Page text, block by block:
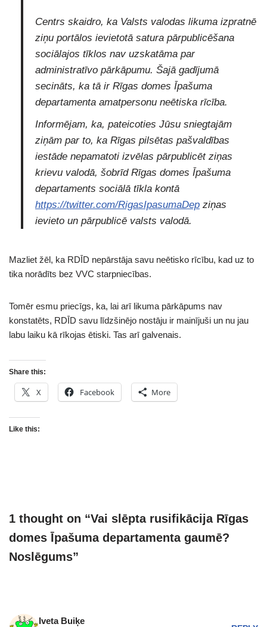
Centrs skaidro, ka Valsts valodas likuma izpratnē
ziņu portālos ievietotā satura pārpublicēšana
sociālajos tīklos nav uzskatāma par
administratīvo pārkāpumu. Šajā gadījumā
secināts, ka tā ir Rīgas domes Īpašuma
departamenta amatpersonu neētiska rīcība.
Informējam, ka, pateicoties Jūsu sniegtajām
ziņām par to, ka Rīgas pilsētas pašvaldības
iestāde nepamatoti izvēlas pārpublicēt ziņas
krievu valodā, šobrīd Rīgas domes Īpašuma
departaments sociālā tīkla kontā
https://twitter.com/RigasIpasumaDep ziņas
ievieto un pārpublicē valsts valodā.
Mazliet žēl, ka RDĪD nepārstāja savu neētisko rīcību, kad uz to
tika norādīts bez VVC starpniecības.
Tomēr esmu priecīgs, ka, lai arī likuma pārkāpums nav
konstatēts, RDĪD savu līdzšinējo nostāju ir mainījuši un nu jau
labu laiku kā rīkojas ētiski. Tas arī galvenais.
Share this:
X Facebook More
Like this:
1 thought on “Vai slēpta rusifikācija Rīgas
domes Īpašuma departamenta gaumē?
Noslēgums”
Iveta Buiķe